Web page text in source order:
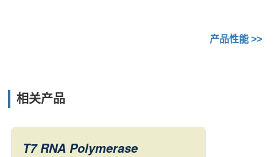
产品性能 >>
相关产品
T7 RNA Polymerase